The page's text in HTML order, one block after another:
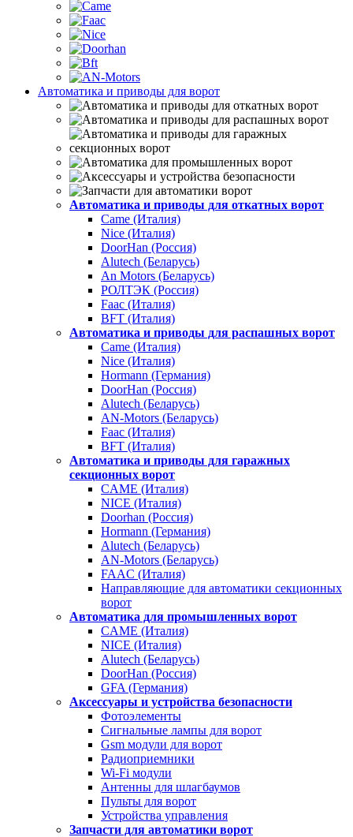
Автоматика и приводы для ворот
Автоматика и приводы для откатных ворот
Came (Италия)
Nice (Италия)
DoorHan (Россия)
Alutech (Беларусь)
An Motors (Беларусь)
РОЛТЭК (Россия)
Faac (Италия)
BFT (Италия)
Автоматика и приводы для распашных ворот
Came (Италия)
Nice (Италия)
Hormann (Германия)
DoorHan (Россия)
Alutech (Беларусь)
AN-Motors (Беларусь)
Faac (Италия)
BFT (Италия)
Автоматика и приводы для гаражных
секционных ворот
CAME (Италия)
NICE (Италия)
Doorhan (Россия)
Hormann (Германия)
Alutech (Беларусь)
AN-Motors (Беларусь)
FAAC (Италия)
Направляющие для автоматики секционных
ворот
Автоматика для промышленных ворот
CAME (Италия)
NICE (Италия)
Alutech (Беларусь)
DoorHan (Россия)
GFA (Германия)
Аксессуары и устройства безопасности
Фотоэлементы
Сигнальные лампы для ворот
Gsm модули для ворот
Радиоприемники
Wi-Fi модули
Антенны для шлагбаумов
Пульты для ворот
Устройства управления
Запчасти для автоматики ворот